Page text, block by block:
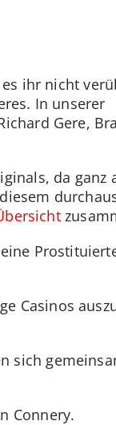
ihr nicht
In unserer
Gere,
da ganz
Casinos
sich
Connery.